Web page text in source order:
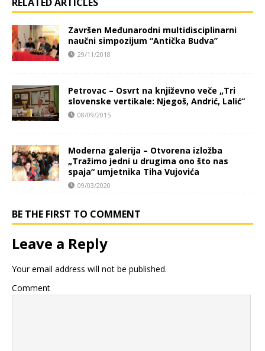
RELATED ARTICLES
Završen Međunarodni multidisciplinarni
naučni simpozijum “Antička Budva”
29/11/2018
Petrovac – Osvrt na književno veče „Tri
slovenske vertikale: Njegoš, Andrić, Lalić“
08/09/2015
Moderna galerija – Otvorena izložba
„Tražimo jedni u drugima ono što nas
spaja“ umjetnika Tiha Vujovića
09/03/2020
BE THE FIRST TO COMMENT
Leave a Reply
Your email address will not be published.
Comment